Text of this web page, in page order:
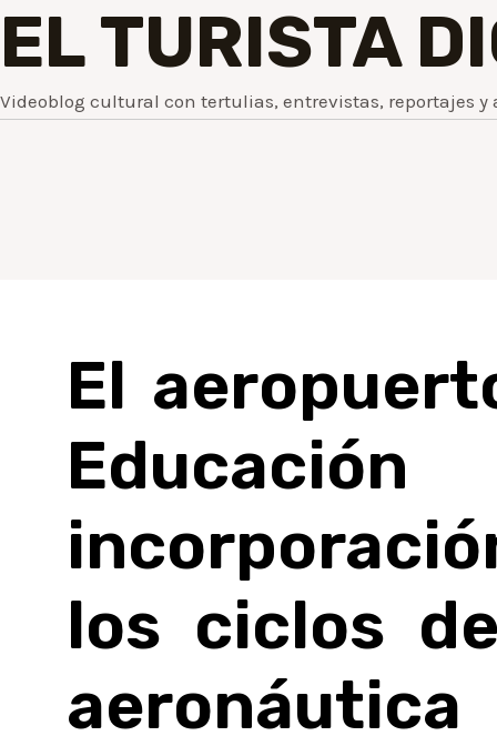
EL TURISTA
Videoblog cultural con tertulias, entrevistas, reportajes y
El
los ciclos
aeronáutica